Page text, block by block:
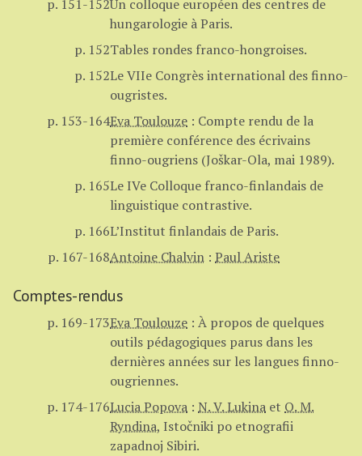
p. 151-152Un colloque européen des centres de
hungarologie à Paris.
p. 152Tables rondes franco-hongroises.
p. 152Le VIIe Congrès international des finno-
ougristes.
p. 153-164Eva Toulouze : Compte rendu de la
première conférence des écrivains
finno-ougriens (Joškar-Ola, mai 1989).
p. 165Le IVe Colloque franco-finlandais de
linguistique contrastive.
p. 166L’Institut finlandais de Paris.
p. 167-168Antoine Chalvin : Paul Ariste
Comptes-rendus
p. 169-173Eva Toulouze : À propos de quelques
outils pédagogiques parus dans les
dernières années sur les langues finno-
ougriennes.
p. 174-176Lucia Popova : N. V. Lukina et O. M.
Ryndina, Istočniki po etnografii
zapadnoj Sibiri.